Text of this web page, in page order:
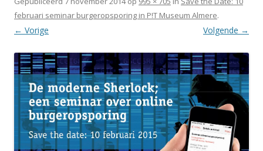
februari seminar burgeropsporing in P!T Museum Almere.
← Vorige Volgende →